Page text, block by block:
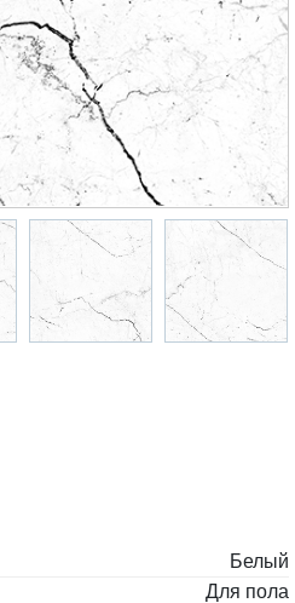
Белый
Для пола